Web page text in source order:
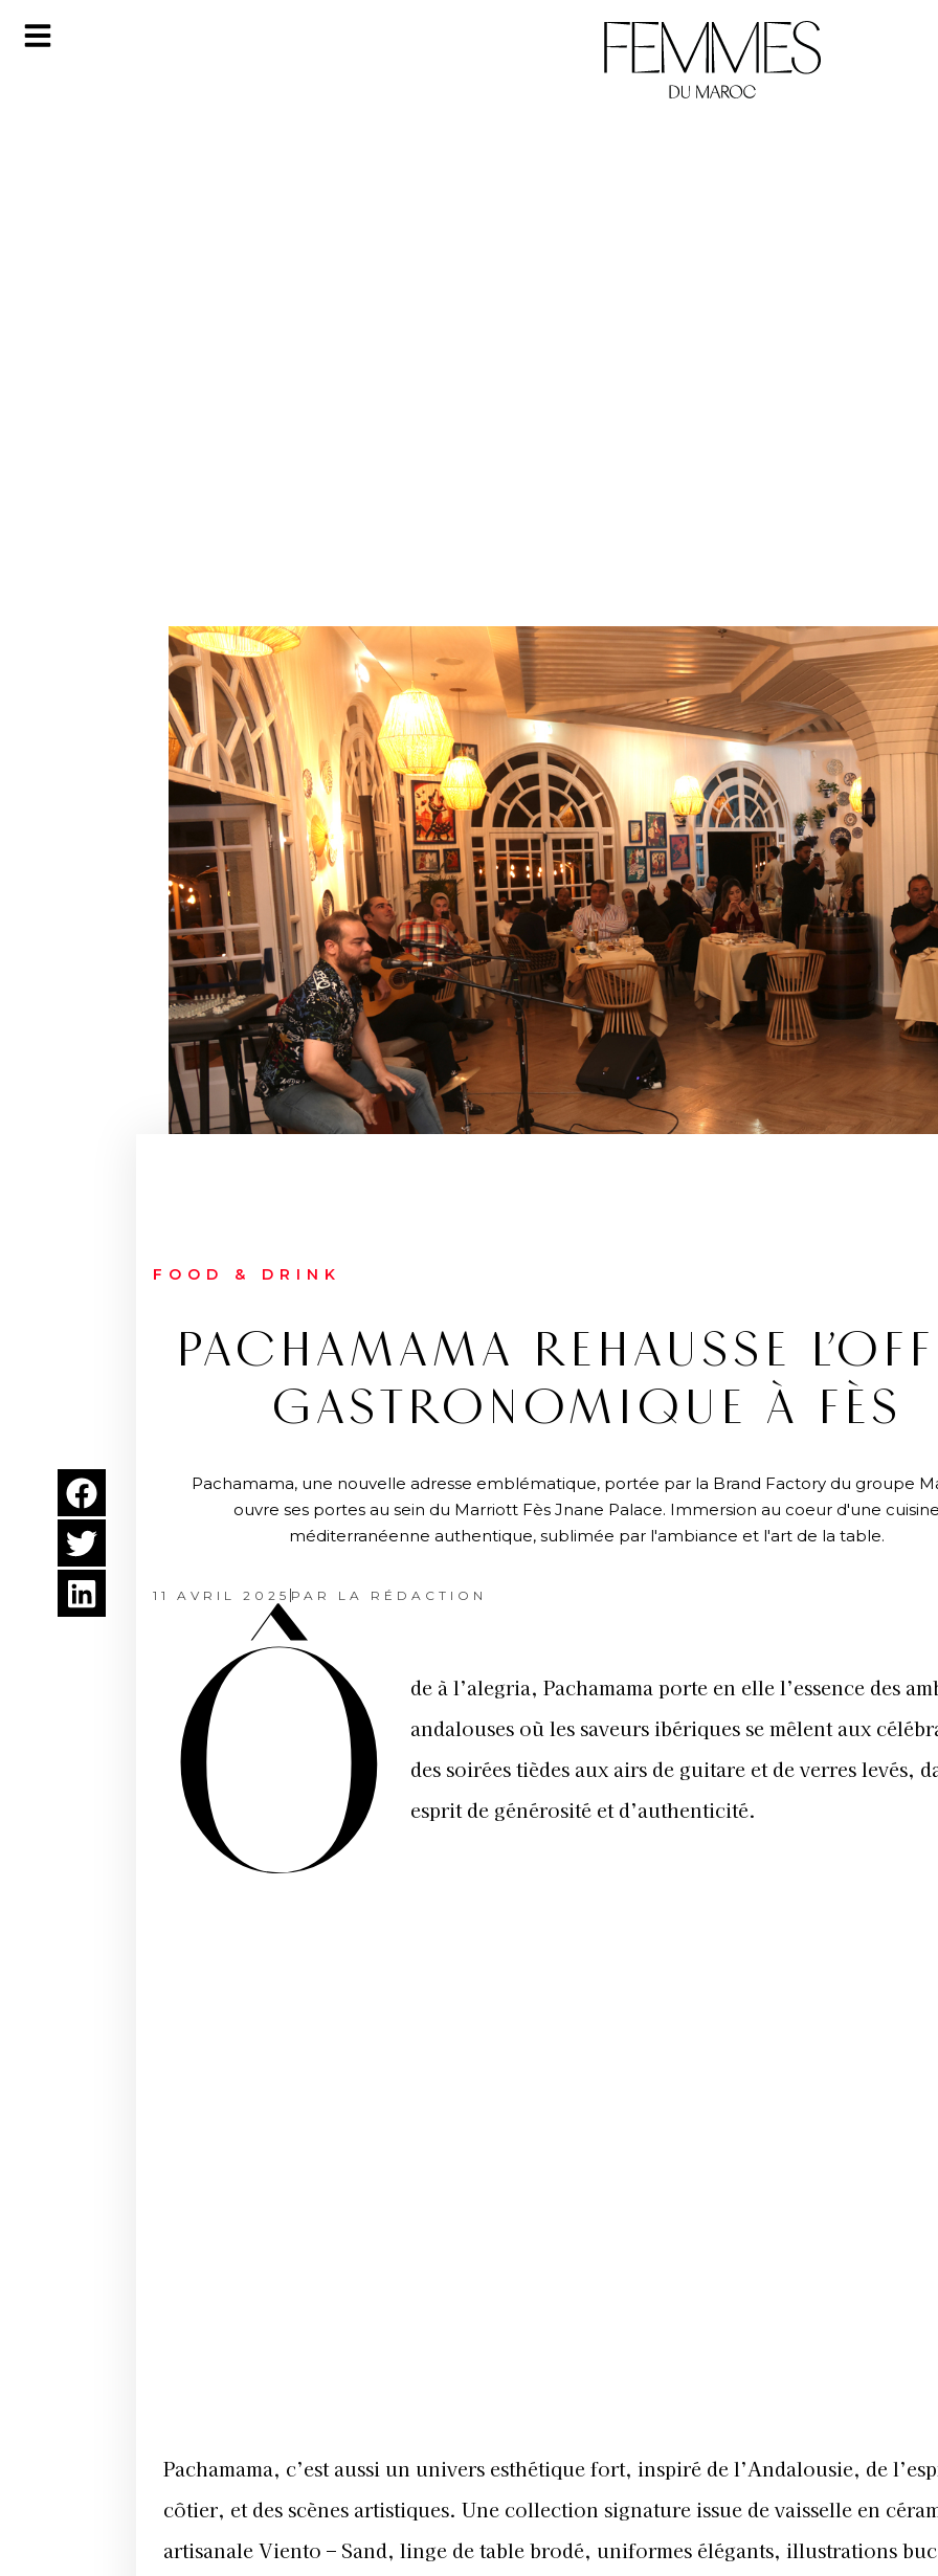
FOOD & DRINK
PACHAMAMA REHAUSSE
GASTRONOMIQUE À FÈS
Pachamama, une nouvelle adresse emblématique, portée par la Brand Factory du groupe
ouvre ses portes au sein du Marriott Fès Jnane Palace. Immersion au coeur d'une
méditerranéenne authentique, sublimée par l'ambiance et l'art de la table.
11 AVRIL 2025 PAR LA RÉDACTION
Ô
de à l’alegria, Pachamama porte en elle l’essence des
andalouses où les saveurs ibériques se mêlent aux
des soirées tièdes aux airs de guitare et de verres levés,
esprit de générosité et d’authenticité.
Pachamama, c’est aussi un univers esthétique fort, inspiré de l’Andalousie, de
côtier, et des scènes artistiques. Une collection signature issue de vaisselle en
artisanale Viento – Sand, linge de table brodé, uniformes élégants, illustrations